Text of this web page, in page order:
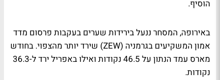
הוסיף.
באירופה, המסחר ננעל בירידות שערים בעקבות פרסום מדד
אמון המשקיעים בגרמניה (ZEW) שירד יותר מהצפוי. בחודש
מארס עמד הנתון על 46.5 נקודות ואילו באפריל ירד ל-36.3
נקודות.